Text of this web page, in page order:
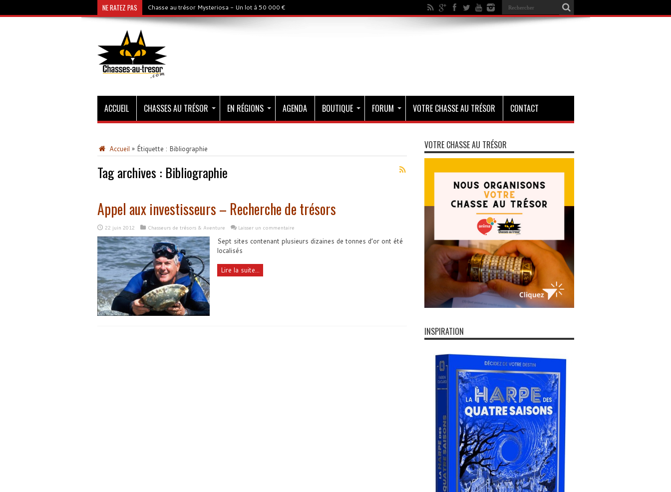
NE RATEZ PAS Chasse au trésor Mysteriosa - Un lot à 50 000 €
ACCUEIL CHASSES AU TRÉSOR EN RÉGIONS AGENDA BOUTIQUE FORUM VOTRE CHASSE AU TRÉSOR CONTACT
Accueil » Étiquette : Bibliographie
Tag archives : Bibliographie
Appel aux investisseurs – Recherche de trésors
22 juin 2012 Chasseurs de trésors & Aventure Laisser un commentaire
Sept sites contenant plusieurs dizaines de tonnes d’or ont été
localisés
Lire la suite...
VOTRE CHASSE AU TRÉSOR
INSPIRATION